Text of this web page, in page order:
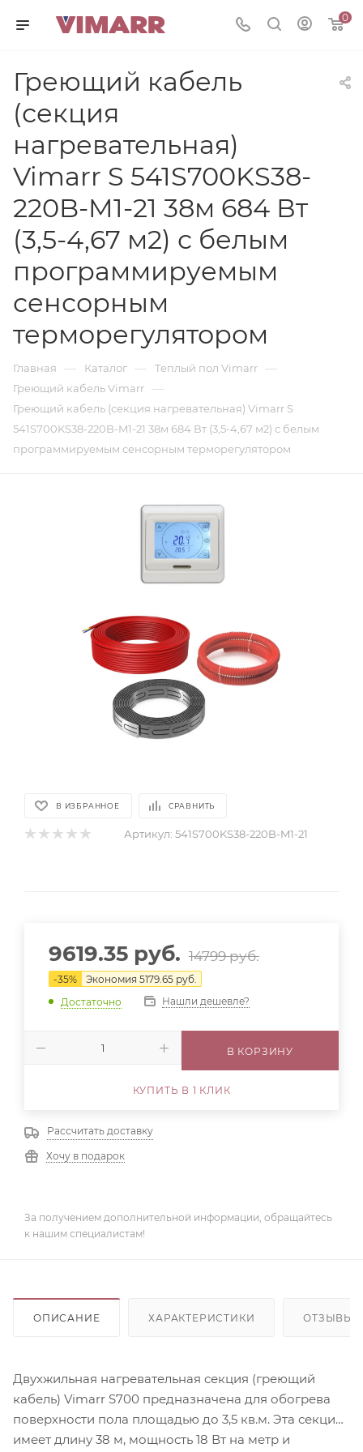
0
Греющий кабель
(секция
нагревательная)
Vimarr S 541S700KS38-
220B-M1-21 38м 684 Вт
(3,5-4,67 м2) с белым
программируемым
сенсорным
терморегулятором
Главная — Каталог — Теплый пол Vimarr —
Греющий кабель Vimarr —
Греющий кабель (секция нагревательная) Vimarr S
541S700KS38-220B-M1-21 38м 684 Вт (3,5-4,67 м2) с белым
программируемым сенсорным терморегулятором
В ИЗБРАННОЕ СРАВНИТЬ
Артикул: 541S700KS38-220B-M1-21
9619.35 руб. 14799руб.
-35% Экономия 5179.65 руб.
Достаточно
Нашли дешевле?
В КОРЗИНУ
КУПИТЬ В 1 КЛИК
Рассчитать доставку
Хочу в подарок
За получением дополнительной информации, обращайтесь
к нашим специалистам!
ОПИСАНИЕ ХАРАКТЕРИСТИКИ ОТЗЫВЫ
Двухжильная нагревательная секция (греющий
кабель) Vimarr S700 предназначена для обогрева
поверхности пола площадью до 3,5 кв.м. Эта секция
имеет длину 38 м, мощность 18 Вт на метр и